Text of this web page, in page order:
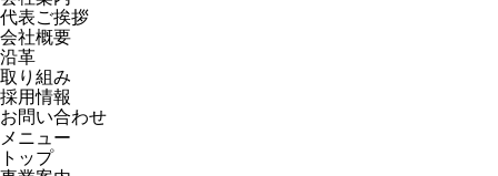
代表ご挨拶
会社概要
沿革
取り組み
採用情報
お問い合わせ
メニュー
トップ